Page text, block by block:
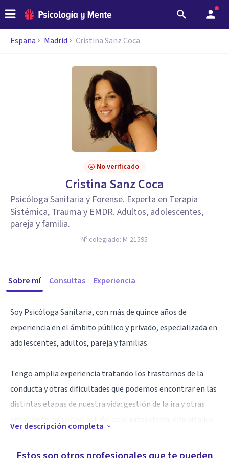
España Madrid Cristina Sanz Coca
No verificado
Cristina Sanz Coca
Psicóloga Sanitaria y Forense. Experta en Terapia
Sistémica, Trauma y EMDR. Adultos, adolescentes,
pareja y familia.
Nº colegiado: M-21595
Sobre mí Consultas Experiencia
Soy Psicóloga Sanitaria, con más de quince años de
experiencia en el ámbito público y privado, especializada en
adolescentes, adultos, pareja y familias.
Tengo amplia experiencia tratando los trastornos de la
conducta y otras dificultades que podemos encontrar en las
distintas etapas de nuestra vida: gestión de la ira y otras
trastornos de la personalidad, consumo de sustancias,
Ver descripción completa